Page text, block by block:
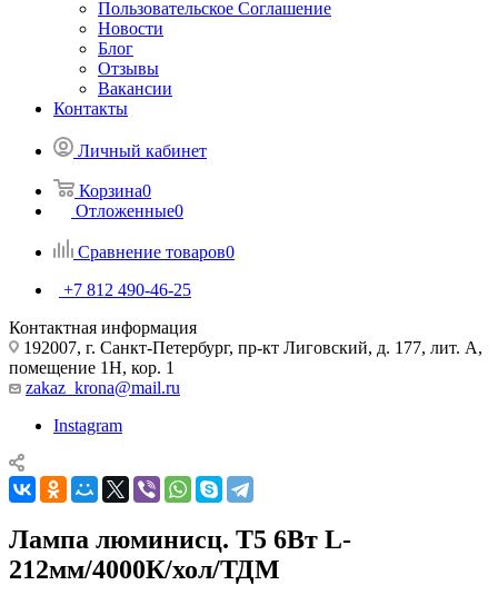
Пользовательское Соглашение
Новости
Блог
Отзывы
Вакансии
Контакты
Личный кабинет
Корзина0
Отложенные0
Сравнение товаров0
+7 812 490-46-25
Контактная информация
192007, г. Санкт-Петербург, пр-кт Лиговский, д. 177, лит. А,
помещение 1Н, кор. 1
zakaz_krona@mail.ru
Instagram
Лампа люминисц. Т5 6Вт L-
212мм/4000К/хол/ТДМ